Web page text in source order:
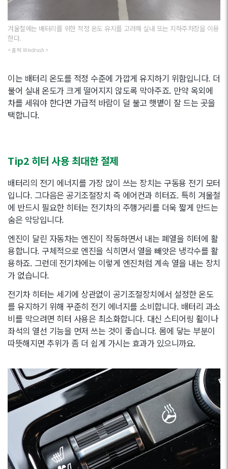
겨울철에는 배터리를 위한 적정 온도 유지를 고려해 실내 또는 지하주차장을 이용
한다.
< 출처: Windrush >
이는 배터리 온도를 적정 수준에 가깝게 유지하기 위함입니다. 더
불어 실내 온도가 크게 떨어지지 않도록 막아주죠. 만약 옥외에
차를 세워야 한다면 가급적 바람이 덜 불고 햇볕이 잘 드는 곳을
택합니다.
Tip2 히터 사용 최대한 절제
배터리의 전기 에너지를 가장 많이 쓰는 장치는 구동용 전기 모터
입니다. 그다음은 공기조절장치 즉 에어컨과 히터죠. 특히 겨울철
에 반드시 필요한 히터는 전기차의 주행거리를 더욱 짧게 만드는
숨은 악당입니다.
엔진이 달린 자동차는 엔진이 작동하면서 내는 폐열을 히터에 활
용합니다. 구체적으로 엔진을 식히면서 열을 빼앗은 냉각수를 활
용하죠. 그런데 전기차에는 이렇게 엔진처럼 계속 열을 내는 장치
가 없습니다.
전기차 히터는 세기에 상관없이 공기조절장치에서 설정한 온도
를 유지하기 위해 꾸준히 전기 에너지를 소비합니다. 배터리 과소
비를 막으려면 히터 사용은 최소화합니다. 대신 스티어링 휠이나
좌석의 열선 기능을 먼저 쓰는 것이 좋습니다. 몸에 닿는 부분이
따뜻해지면 추위가 좀 더 쉽게 가시는 효과가 있으니까요.